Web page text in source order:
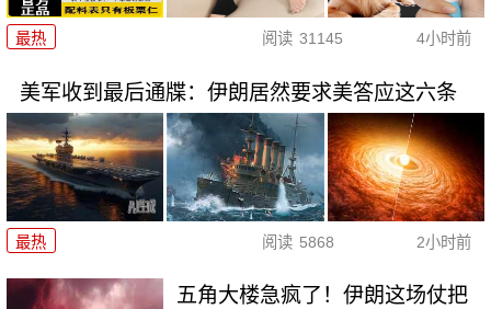
最热 阅读 31145 4小时前
美军收到最后通牒：伊朗居然要求美答应这六条
最热 阅读 5868 2小时前
五角大楼急疯了！伊朗这场仗把